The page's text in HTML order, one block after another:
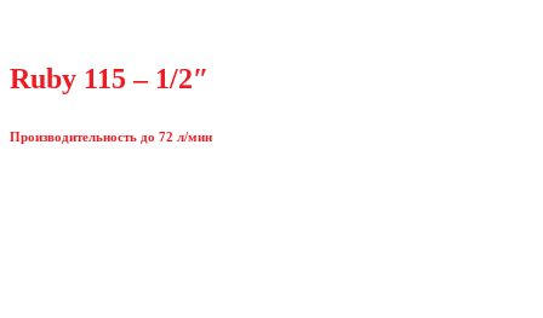
Ruby 115 – 1/2″
Производительность до 72 л/мин